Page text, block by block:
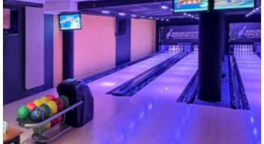
Regensburg, DE
Se projekt ...